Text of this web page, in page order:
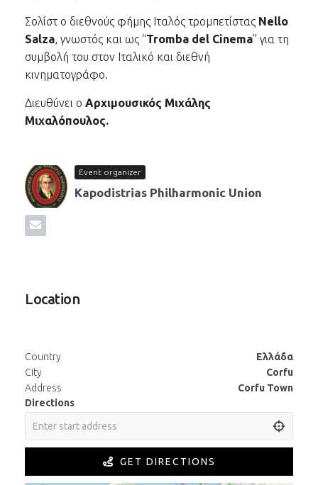
Σολίστ ο διεθνούς φήμης Ιταλός τρομπετίστας Nello
Salza, γνωστός και ως “Tromba del Cinema” για τη
συμβολή του στον Ιταλικό και διεθνή
κινηματογράφο.
Διευθύνει ο Αρχιμουσικός Μιχάλης
Μιχαλόπουλος.
Event organizer
Kapodistrias Philharmonic Union
Location
Country
Ελλάδα
City
Corfu
Address
Corfu Town
Directions
GET DIRECTIONS